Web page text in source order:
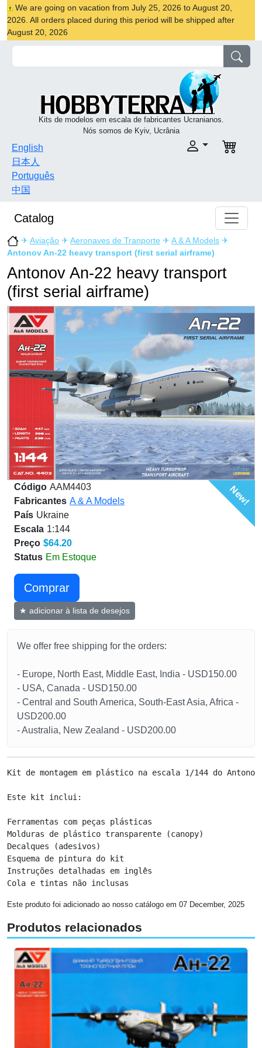
We are going on vacation from July 25, 2026 to August 20,
2026. All orders placed during this period will be shipped after
August 20, 2026
Kits de modelos em escala de fabricantes Ucranianos.
Nós somos de Kyiv, Ucrânia
English
日本人
Português
中国
Catalog
✈ Aviação ✈ Aeronaves de Tranporte ✈ A & A Models ✈
Antonov An-22 heavy transport (first serial airframe)
Antonov An-22 heavy transport
(first serial airframe)
New!
Código AAM4403
Fabricantes A & A Models
País Ukraine
Escala 1:144
Preço $64.20
Status Em Estoque
Сomprar
★ adicionar à lista de desejos
We offer free shipping for the orders:
- Europe, North East, Middle East, India - USD150.00
- USA, Canada - USD150.00
- Central and South America, South-East Asia, Africa -
USD200.00
- Australia, New Zealand - USD200.00
Kit de montagem em plástico na escala 1/144 do
Este kit inclui:
Ferramentas com peças plásticas
Molduras de plástico transparente (canopy)
Decalques (adesivos)
Esquema de pintura do kit
Instruções detalhadas em inglês
Cola e tintas não inclusas
Este produto foi adicionado ao nosso catálogo em 07 December, 2025
Produtos relacionados